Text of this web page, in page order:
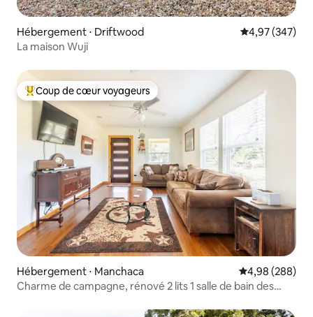
Hébergement ⋅ Driftwood Évaluation
4,97 (347)
La maison Wuji
Coups de cœur voyageurs les plus appréciés
Coup de cœur voyageurs
Hébergement ⋅ Manchaca Évaluation
4,98 (288)
Charme de campagne, rénové 2 lits 1 salle de bain des